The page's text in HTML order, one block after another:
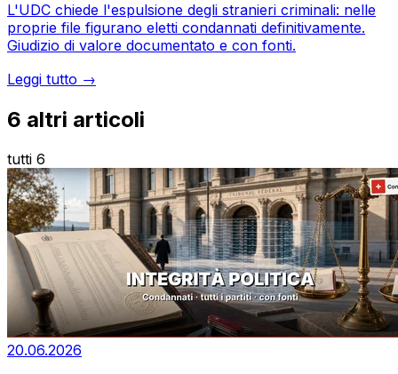
L'UDC chiede l'espulsione degli stranieri criminali: nelle
proprie file figurano eletti condannati definitivamente.
Giudizio di valore documentato e con fonti.
Leggi tutto →
6 altri articoli
tutti 6
20.06.2026